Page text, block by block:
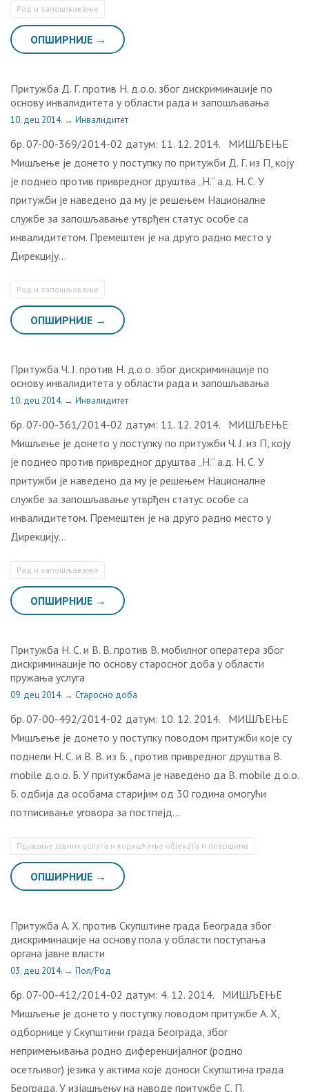
Рaд и зaпoшљaвaњe
ОПШИРНИЈЕ →
Притужба Д. Г. против Н. д.о.о. због дискриминације по
основу инвалидитета у области рада и запошљавања
10. дец 2014. → Инвалидитет
бр. 07-00-369/2014-02 датум: 11. 12. 2014. МИШЉЕЊЕ
Мишљење је донето у поступку по притужби Д. Г. из П, коју
је поднео против привредног друштва „Н.“ а.д. Н. С. У
притужби је наведено да му је решењем Националне
службе за запошљавање утврђен статус особе са
инвалидитетом. Премештен је на друго радно место у
Дирекцију…
Рaд и зaпoшљaвaњe
ОПШИРНИЈЕ →
Притужба Ч. Ј. против Н. д.о.о. због дискриминације по
основу инвалидитета у области рада и запошљавања
10. дец 2014. → Инвалидитет
бр. 07-00-361/2014-02 датум: 11. 12. 2014. МИШЉЕЊЕ
Мишљење је донето у поступку по притужби Ч. Ј. из П, коју
је поднео против привредног друштва „Н.“ а.д. Н. С. У
притужби је наведено да му је решењем Националне
службе за запошљавање утврђен статус особе са
инвалидитетом. Премештен је на друго радно место у
Дирекцију…
Рaд и зaпoшљaвaњe
ОПШИРНИЈЕ →
Притужба Н. С. и В. В. против В. мобилног оператера због
дискриминације по основу старосног доба у области
пружања услуга
09. дец 2014. → Старосно доба
бр. 07-00-492/2014-02 датум: 10. 12. 2014. МИШЉЕЊЕ
Мишљење је донето у поступку поводом притужби којe су
поднели Н. С. и В. В. из Б. , против привредног друштва В.
mobile д.о.о. Б. У притужбама је наведено да В. mobile д.о.о.
Б. одбија да особама старијим од 30 година омогући
потписивање уговора за постпејд…
Пружање јавних услуга и коришћење објеката и површина
ОПШИРНИЈЕ →
Притужба А. Х. против Скупштине града Београда због
дискриминације на основу пола у области поступања
органа јавне власти
03. дец 2014. → Пол/Род
бр. 07-00-412/2014-02 датум: 4. 12. 2014. МИШЉЕЊЕ
Мишљење је донето у поступку поводом притужбе А. Х,
одборнице у Скупштини града Београда, због
непримењивања родно диференцијалног (родно
осетљивог) језика у актима које доноси Скупштина града
Београда. У изјашњењу на наводе притужбе С. П,